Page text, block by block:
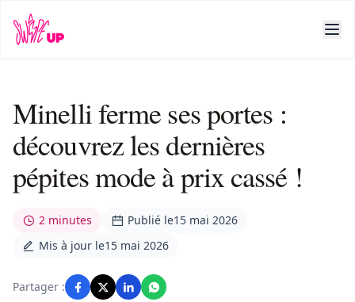
Minelli ferme ses portes :
découvrez les dernières
pépites mode à prix cassé !
2 minutes Publié le15 mai 2026
Mis à jour le15 mai 2026
Partager :